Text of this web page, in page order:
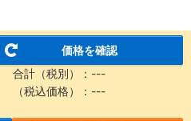
価格を確認
合計（税別）： ---
（税込価格）： ---